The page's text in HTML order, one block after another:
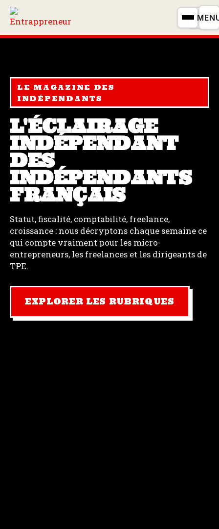
LE MAGAZINE DES
INDÉPENDANTS
L'ÉCLAIRAGE
INDÉPENDANT
DES
INDÉPENDANTS
FRANÇAIS
Statut, fiscalité, comptabilité, freelance,
croissance : nous décryptons chaque semaine ce
qui compte vraiment pour les micro-
entrepreneurs, les freelances et les dirigeants de
TPE.
EXPLORER LES RUBRIQUES